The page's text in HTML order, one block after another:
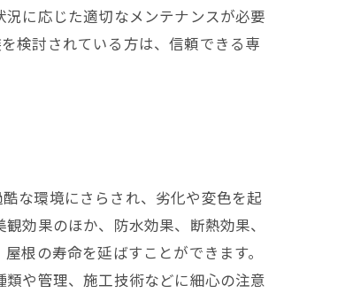
に応じた適切なメンテナンスが必要
検討されている方は、信頼できる専
な環境にさらされ、劣化や変色を起
効果のほか、防水効果、断熱効果、
根の寿命を延ばすことができます。
や管理、施工技術などに細心の注意